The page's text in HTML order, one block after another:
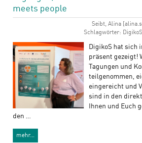
meets people
Seibt, Alina
Schlagwörter:
DigikoS hat sich
präsent gezeigt!
Tagungen und
teilgenommen,
eingereicht und
sind in den
Ihnen und Euch
den …
mehr…